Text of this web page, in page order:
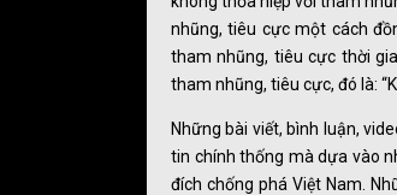
nhũng, tiêu cực một cách
tham nhũng, tiêu cực thời
tham nhũng, tiêu cực, đó là:
Những bài viết, bình luận,
tin chính thống mà dựa vào
đích chống phá Việt Nam.